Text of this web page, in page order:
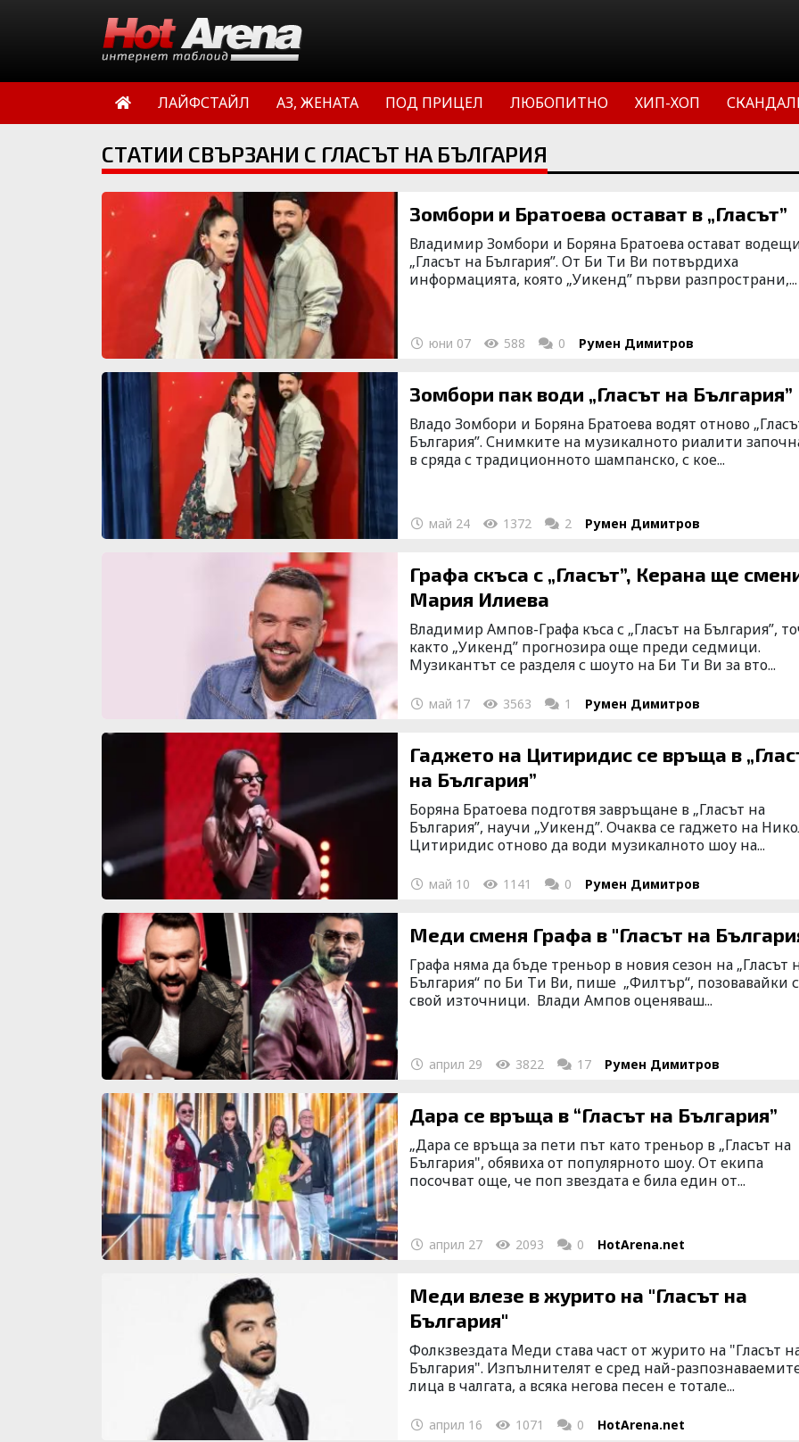
ЛАЙФСТАЙЛ АЗ, ЖЕНАТА ПОД ПРИЦЕЛ ЛЮБОПИТНО ХИП-ХОП
СТАТИИ СВЪРЗАНИ С ГЛАСЪТ НА БЪЛГАРИЯ
Зомбори и Братоева остават в „Гласът”
Владимир Зомбори и Боряна Братоева остават
„Гласът на България”. От Би Ти Ви потвърдиха
информацията, която „Уикенд” първи разпространи,...
юни 07 588 0 Румен Димитров
Зомбори пак води „Гласът на България”
Владо Зомбори и Боряна Братоева водят отново
България”. Снимките на музикалното риалити
в сряда с традиционното шампанско, с кое...
май 24 1372 2 Румен Димитров
Графа скъса с „Гласът”, Керана ще
Мария Илиева
Владимир Ампов-Графа къса с „Гласът на България”,
както „Уикенд” прогнозира още преди седмици.
Музикантът се разделя с шоуто на Би Ти Ви за вто...
май 17 3563 1 Румен Димитров
Гаджето на Цитиридис се връща в
на България”
Боряна Братоева подготвя завръщане в „Гласът на
България”, научи „Уикенд”. Очаква се гаджето на
Цитиридис отново да води музикалното шоу на...
май 10 1141 0 Румен Димитров
Меди сменя Графа в "Гласът на
Графа няма да бъде треньор в новия сезон на „Гласът
България“ по Би Ти Ви, пише „Филтър“, позовавайки
свой източници. Влади Ампов оценяваш...
април 29 3822 17 Румен Димитров
Дара се връща в “Гласът на България”
„Дара се връща за пети път като треньор в „Гласът на
България", обявиха от популярното шоу. От екипа
посочват още, че поп звездата е била един от...
април 27 2093 0 HotArena.net
Меди влезе в журито на "Гласът на
България"
Фолкзвездата Меди става част от журито на "Гласът
България". Изпълнителят е сред най-
лица в чалгата, а всяка негова песен е тотале...
април 16 1071 0 HotArena.net